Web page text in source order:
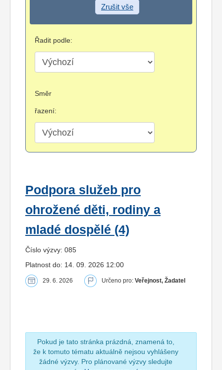
Zrušit vše
Řadit podle:
Směr
řazení:
Podpora služeb pro
ohrožené děti, rodiny a
mladé dospělé (4)
Číslo výzvy: 085
Platnost do: 14. 09. 2026 12:00
29. 6. 2026 Určeno pro: Veřejnost, Žadatel
Pokud je tato stránka prázdná, znamená to,
že k tomuto tématu aktuálně nejsou vyhlášeny
žádné výzvy. Pro plánované výzvy sledujte